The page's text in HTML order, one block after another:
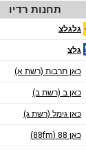
תחנות רדיו
גלגלצ
גלצ
כאן תרבות (רשת א)
כאן ב (רשת ב)
כאן גימל (רשת ג)
כאן 88 (88fm)